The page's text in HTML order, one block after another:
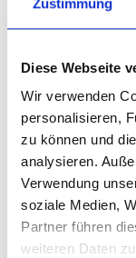
Diese Webseite
Wir verwenden
personalisieren,
zu können und
analysieren.
Verwendung
soziale Medien,
Partner führen
weiteren Daten
vorteilhaft sind.
Regionale
Schleswig-
Die
Vergleich zu
macht.
Lösungen